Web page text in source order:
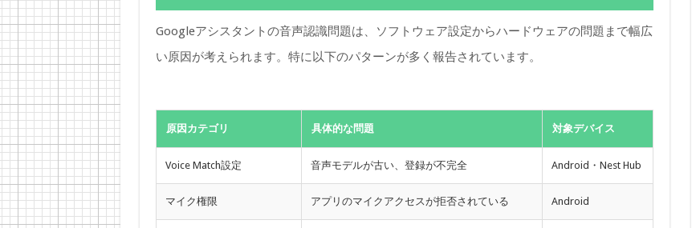
Googleアシスタントの音声認識問題は、ソフトウェア設定からハードウェアの問題まで幅広
い原因が考えられます。特に以下のパターンが多く報告されています。
原因カテゴリ 具体的な問題 対象デバイス
Voice Match設定 音声モデルが古い、登録が不完全 Android・Nest Hub
マイク権限 アプリのマイクアクセスが拒否されている Android